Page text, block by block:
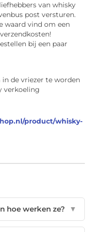
van whisky
post versturen.
waard vind om een
bij een paar
product/whisky-
hoe werken ze? ▼